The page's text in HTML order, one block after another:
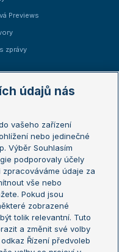
Previews
zprávy
Open
údajů nás
vašeho zařízení
nebo jedinečné
Výběr Souhlasím
podporovaly účely
údaje za
vše nebo
Pokud jsou
zobrazené
tolik relevantní. Tuto
a změnit své volby
Řízení předvoleb